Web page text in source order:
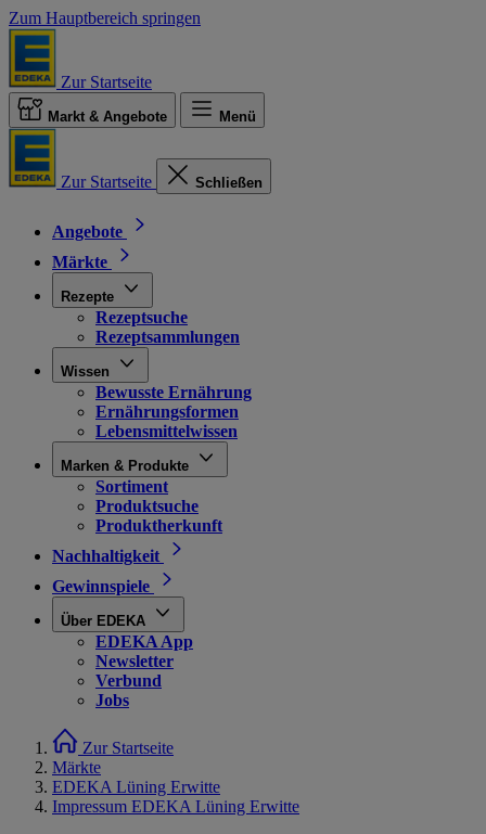
Zum Hauptbereich springen
Zur Startseite
Markt & Angebote Menü
Zur Startseite Schließen
Angebote
Märkte
Rezepte
Rezeptsuche
Rezeptsammlungen
Wissen
Bewusste Ernährung
Ernährungsformen
Lebensmittelwissen
Marken & Produkte
Sortiment
Produktsuche
Produktherkunft
Nachhaltigkeit
Gewinnspiele
Über EDEKA
EDEKA App
Newsletter
Verbund
Jobs
Zur Startseite
Märkte
EDEKA Lüning Erwitte
Impressum EDEKA Lüning Erwitte